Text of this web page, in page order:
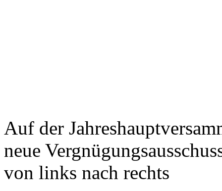
Auf der
neue
von links nach rechts